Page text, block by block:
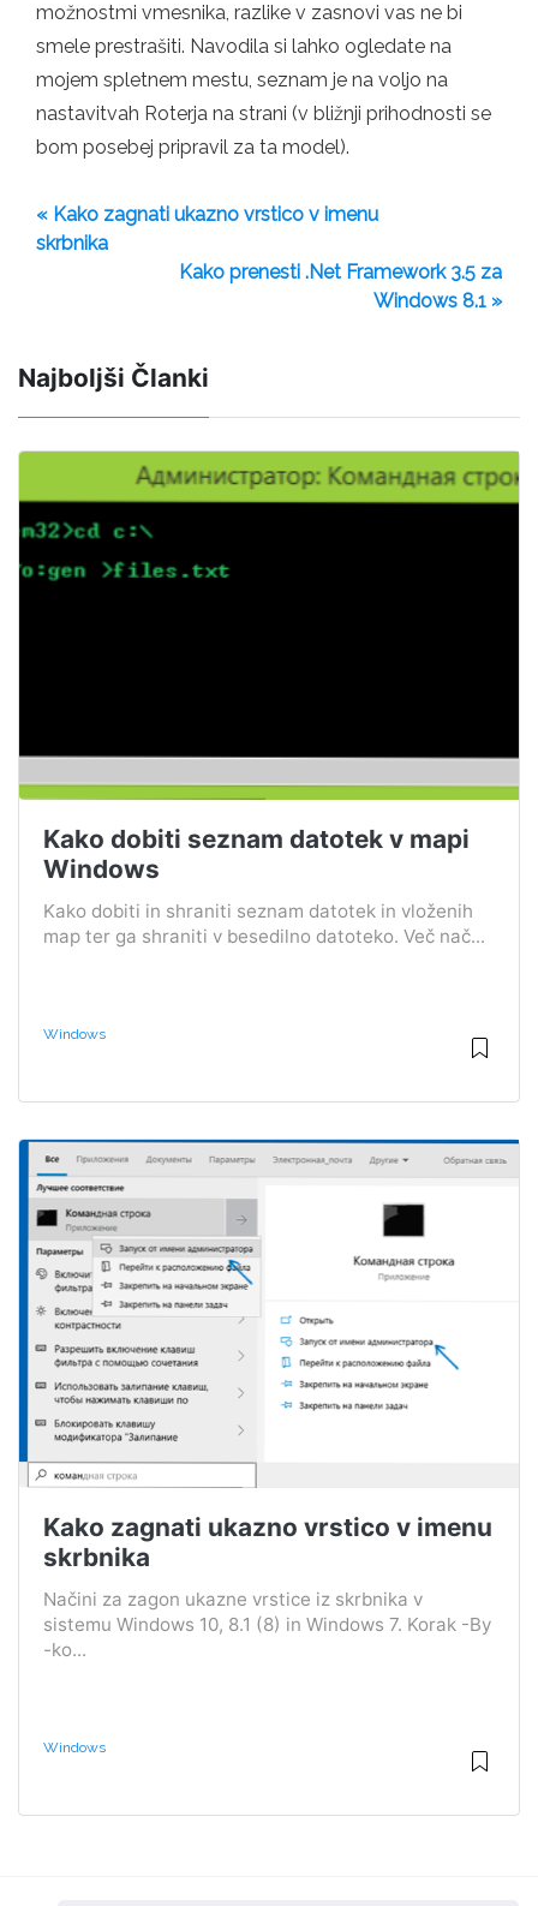
možnostmi vmesnika, razlike v zasnovi vas ne bi
smele prestrašiti. Navodila si lahko ogledate na
mojem spletnem mestu, seznam je na voljo na
nastavitvah Roterja na strani (v bližnji prihodnosti se
bom posebej pripravil za ta model).
« Kako zagnati ukazno vrstico v imenu
skrbnika
Kako prenesti .Net Framework 3.5 za
Windows 8.1 »
Najboljši Članki
Kako dobiti seznam datotek v mapi
Windows
Kako dobiti in shraniti seznam datotek in vloženih
map ter ga shraniti v besedilno datoteko. Več nač...
Windows
Kako zagnati ukazno vrstico v imenu
skrbnika
Načini za zagon ukazne vrstice iz skrbnika v
sistemu Windows 10, 8.1 (8) in Windows 7. Korak -By
-ko...
Windows